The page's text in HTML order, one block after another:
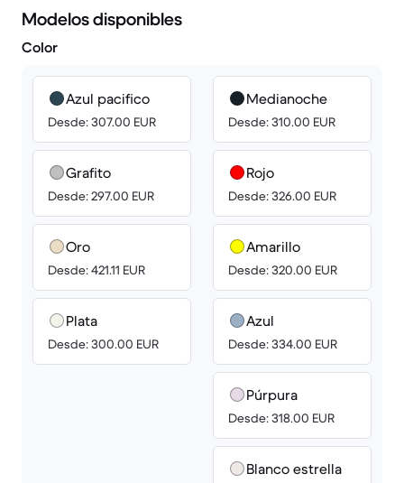
Modelos disponibles
Color
Azul pacifico
Desde: 307.00 EUR
Grafito
Desde: 297.00 EUR
Oro
Desde: 421.11 EUR
Plata
Desde: 300.00 EUR
Medianoche
Desde: 310.00 EUR
Rojo
Desde: 326.00 EUR
Amarillo
Desde: 320.00 EUR
Azul
Desde: 334.00 EUR
Púrpura
Desde: 318.00 EUR
Blanco estrella